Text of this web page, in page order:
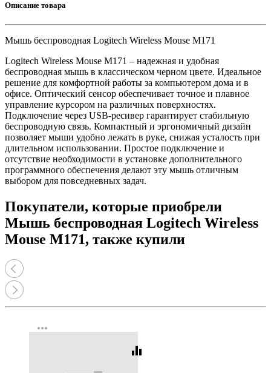
Описание товара
Мышь беспроводная Logitech Wireless Mouse M171
Logitech Wireless Mouse M171 – надежная и удобная
беспроводная мышь в классическом черном цвете. Идеальное
решение для комфортной работы за компьютером дома и в
офисе. Оптический сенсор обеспечивает точное и плавное
управление курсором на различных поверхностях.
Подключение через USB-ресивер гарантирует стабильную
беспроводную связь. Компактный и эргономичный дизайн
позволяет мыши удобно лежать в руке, снижая усталость при
длительном использовании. Простое подключение и
отсутствие необходимости в установке дополнительного
программного обеспечения делают эту мышь отличным
выбором для повседневных задач.
Покупатели, которые приобрели
Мышь беспроводная Logitech Wireless
Mouse M171, также купили
more_horiz
equalizer